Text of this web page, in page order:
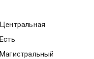
Центральная
есть
Магистральный